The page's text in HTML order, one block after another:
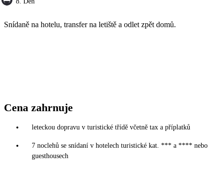
Snídaně na hotelu, transfer na letiště a odlet zpět domů.
Cena zahrnuje
leteckou dopravu v turistické třídě včetně tax a příplatků
7 noclehů se snídaní v hotelech turistické kat. *** a **** nebo
guesthousech